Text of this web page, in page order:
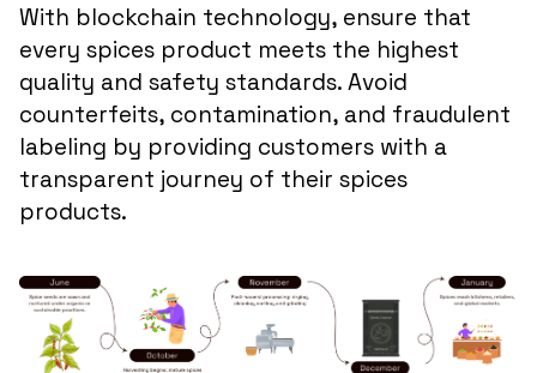
With blockchain technology, ensure that
every spices product meets the highest
quality and safety standards. Avoid
counterfeits, contamination, and fraudulent
labeling by providing customers with a
transparent journey of their spices
products.